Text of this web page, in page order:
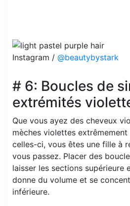
Instagram / @beautybystark
# 6: Boucles de
extrémités
Que vous ayez des cheveux
mèches violettes
celles-ci, vous êtes une fille à
vous passez. Placer des
laisser les sections supérieure
donne du volume et se
inférieure.